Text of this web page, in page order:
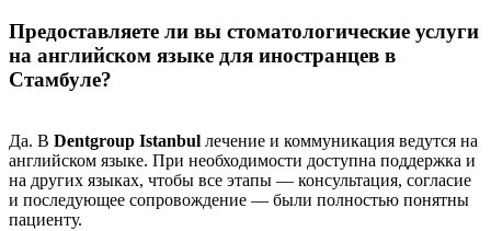
Предоставляете ли вы стоматологические услуги
на английском языке для иностранцев в
Стамбуле?
Да. В Dentgroup Istanbul лечение и коммуникация ведутся на
английском языке. При необходимости доступна поддержка и
на других языках, чтобы все этапы — консультация, согласие
и последующее сопровождение — были полностью понятны
пациенту.